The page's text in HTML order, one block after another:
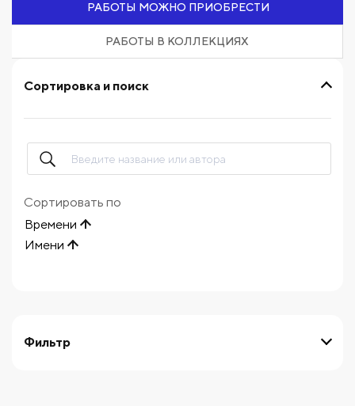
РАБОТЫ МОЖНО ПРИОБРЕСТИ
РАБОТЫ В КОЛЛЕКЦИЯХ
Фильтр
Сортировка и поиск
Сортировать по
Времени
Имени